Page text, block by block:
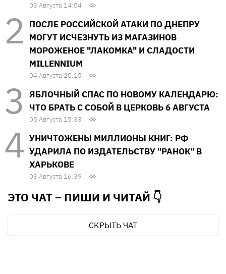
03 Августа 14:04
ПОСЛЕ РОССИЙСКОЙ АТАКИ ПО ДНЕПРУ
МОГУТ ИСЧЕЗНУТЬ ИЗ МАГАЗИНОВ
МОРОЖЕНОЕ "ЛАКОМКА" И СЛАДОСТИ
MILLENNIUM
04 Августа 20:15
ЯБЛОЧНЫЙ СПАС ПО НОВОМУ КАЛЕНДАРЮ:
ЧТО БРАТЬ С СОБОЙ В ЦЕРКОВЬ 6 АВГУСТА
05 Августа 15:33
УНИЧТОЖЕНЫ МИЛЛИОНЫ КНИГ: РФ
УДАРИЛА ПО ИЗДАТЕЛЬСТВУ "РАНОК" В
ХАРЬКОВЕ
03 Августа 16:39
ЭТО ЧАТ – ПИШИ И ЧИТАЙ 👇
СКРЫТЬ ЧАТ